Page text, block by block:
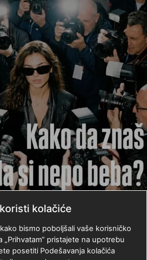
još Zaprati nas
kolačiće
bismo poboljšali vaše korisničko
„Prihvatam“ pristajete na upotrebu
posetiti Podešavanja kolačića